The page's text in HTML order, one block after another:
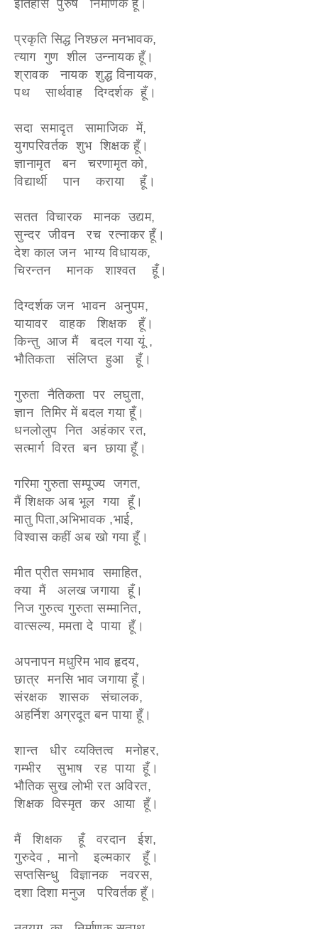
इतिहास पुरुष निर्माणक हूँ।
प्रकृति सिद्ध निश्छल मनभावक,
त्याग गुण शील उन्नायक हूँ।
श्रावक नायक शुद्ध विनायक,
पथ सार्थवाह दिग्दर्शक हूँ।
सदा समादृत सामाजिक में,
युगपरिवर्तक शुभ शिक्षक हूँ।
ज्ञानामृत बन चरणामृत को,
विद्यार्थी पान कराया हूँ।
सतत विचारक मानक उद्यम,
सुन्दर जीवन रच रत्नाकर हूँ।
देश काल जन भाग्य विधायक,
चिरन्तन मानक शाश्वत हूँ।
दिग्दर्शक जन भावन अनुपम,
यायावर वाहक शिक्षक हूँ।
किन्तु आज मैं बदल गया यूं ,
भौतिकता संलिप्त हुआ हूँ।
गुरुता नैतिकता पर लघुता,
ज्ञान तिमिर में बदल गया हूँ।
धनलोलुप नित अहंकार रत,
सत्मार्ग विरत बन छाया हूँ।
गरिमा गुरुता सम्पूज्य जगत,
मैं शिक्षक अब भूल गया हूँ।
मातु पिता,अभिभावक ,भाई,
विश्वास कहीं अब खो गया हूँ।
मीत प्रीत समभाव समाहित,
क्या मैं अलख जगाया हूँ।
निज गुरुत्व गुरुता सम्मानित,
वात्सल्य, ममता दे पाया हूँ।
अपनापन मधुरिम भाव हृदय,
छात्र मनसि भाव जगाया हूँ।
संरक्षक शासक संचालक,
अहर्निश अग्रदूत बन पाया हूँ।
शान्त धीर व्यक्तित्व मनोहर,
गम्भीर सुभाष रह पाया हूँ।
भौतिक सुख लोभी रत अविरत,
शिक्षक विस्मृत कर आया हूँ।
मैं शिक्षक हूँ वरदान ईश,
गुरुदेव , मानो इल्मकार हूँ।
सप्तसिन्धु विज्ञानक नवरस,
दशा दिशा मनुज परिवर्तक हूँ।